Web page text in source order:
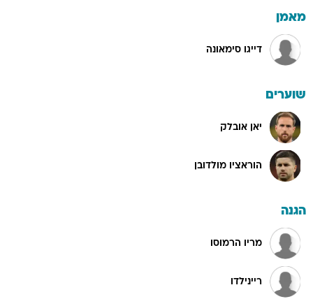
מאמן
דייגו סימאונה
שוערים
יאן אובלק
הוראציו מולדובן
הגנה
מריו הרמוסו
ריינילדו